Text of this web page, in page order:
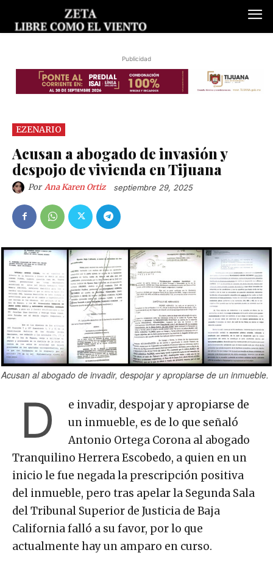
Publicidad
EZENARIO
Acusan a abogado de invasión y
despojo de vivienda en Tijuana
Por Ana Karen Ortiz septiembre 29, 2025
Acusan al abogado de invadir, despojar y apropiarse de un inmueble.
D
e invadir, despojar y apropiarse de
un inmueble, es de lo que señaló
Antonio Ortega Corona al abogado
Tranquilino Herrera Escobedo, a quien en un
inicio le fue negada la prescripción positiva
del inmueble, pero tras apelar la Segunda Sala
del Tribunal Superior de Justicia de Baja
California falló a su favor, por lo que
actualmente hay un amparo en curso.